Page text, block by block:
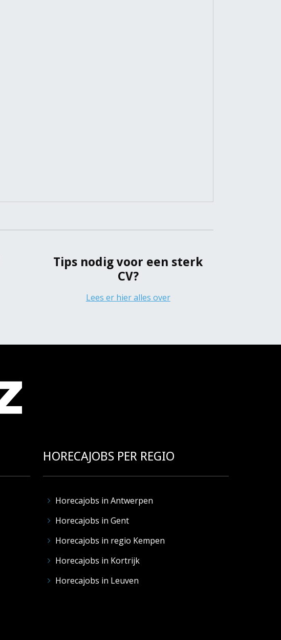
Tips nodig voor een sterk
CV?
Lees er hier alles over
HORECAJOBS PER REGIO
Horecajobs in Antwerpen
Horecajobs in Gent
Horecajobs in regio Kempen
Horecajobs in Kortrijk
Horecajobs in Leuven